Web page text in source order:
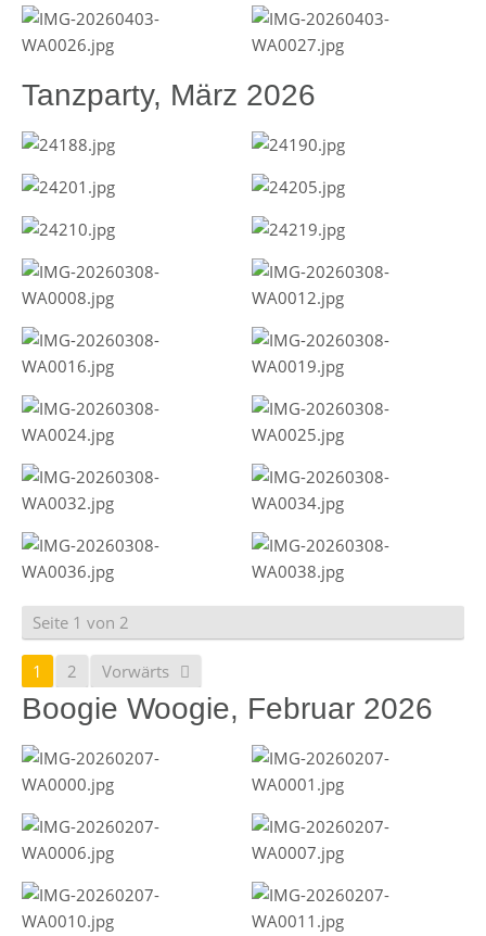
Tanzparty, März 2026
Seite 1 von 2
1 2 Vorwärts
Boogie Woogie, Februar 2026